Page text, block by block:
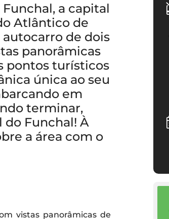
a capital
Atlântico de
de dois
panorâmicas
pontos turísticos
única ao seu
em
terminar,
do Funchal! À
a área com o
vistas panorâmicas de